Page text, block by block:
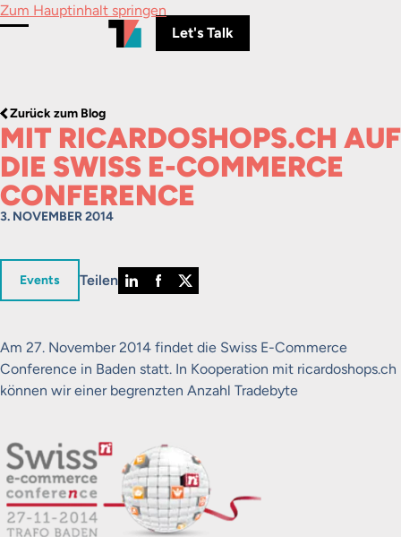
Zum Hauptinhalt springen
Menü umschalten
Let's Talk
Zurück zum Blog
MIT RICARDOSHOPS.CH AUF
DIE SWISS E-COMMERCE
CONFERENCE
3. NOVEMBER 2014
in
Events Teilen
Am 27. November 2014 findet die Swiss E-Commerce
Conference in Baden statt. In Kooperation mit ricardoshops.ch
können wir einer begrenzten Anzahl Tradebyte